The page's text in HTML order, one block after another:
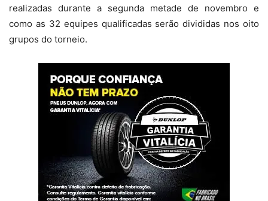
realizadas durante a segunda metade de novembro e
como as 32 equipes qualificadas serão divididas nos oito
grupos do torneio.